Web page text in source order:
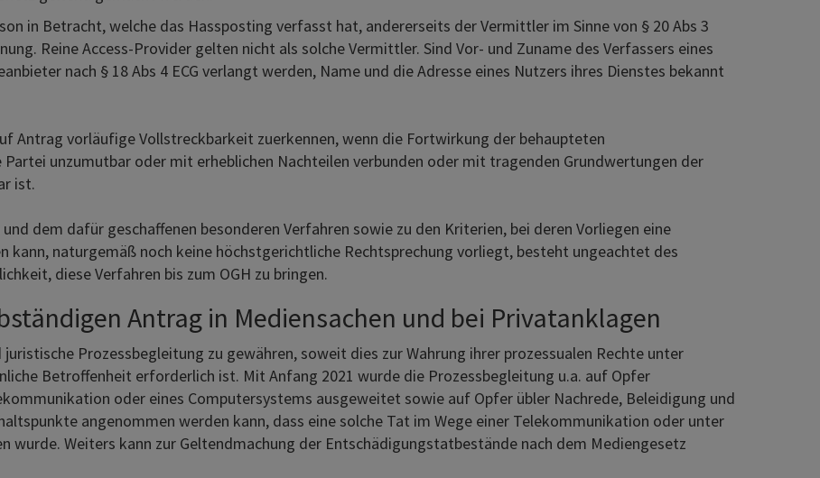
in Betracht, welche das Hassposting verfasst hat, andererseits der Vermittler im Sinne von § 20 Abs 3
Reine Access-Provider gelten nicht als solche Vermittler. Sind Vor- und Zuname des Verfassers eines
nach § 18 Abs 4 ECG verlangt werden, Name und die Adresse eines Nutzers ihres Dienstes bekannt
Antrag vorläufige Vollstreckbarkeit zuerkennen, wenn die Fortwirkung der behaupteten
unzumutbar oder mit erheblichen Nachteilen verbunden oder mit tragenden Grundwertungen der
ist.
dem dafür geschaffenen besonderen Verfahren sowie zu den Kriterien, bei deren Vorliegen eine
naturgemäß noch keine höchstgerichtliche Rechtsprechung vorliegt, besteht ungeachtet des
diese Verfahren bis zum OGH zu bringen.
Antrag in Mediensachen und bei Privatanklagen
Prozessbegleitung zu gewähren, soweit dies zur Wahrung ihrer prozessualen Rechte unter
Betroffenheit erforderlich ist. Mit Anfang 2021 wurde die Prozessbegleitung u.a. auf Opfer
oder eines Computersystems ausgeweitet sowie auf Opfer übler Nachrede, Beleidigung und
angenommen werden kann, dass eine solche Tat im Wege einer Telekommunikation oder unter
wurde. Weiters kann zur Geltendmachung der Entschädigungstatbestände nach dem Mediengesetz